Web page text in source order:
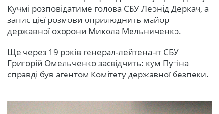
Кучмі розповідатиме голова СБУ Леонід Деркач, а
запис цієї розмови оприлюднить майор
державної охорони Микола Мельниченко.
Ще через 19 років генерал-лейтенант СБУ
Григорій Омельченко засвідчить: кум Путіна
справді був агентом Комітету державної безпеки.